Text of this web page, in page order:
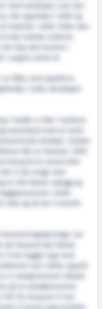
ble opprettet i 2005 og
det indiske rederiet,
skip skal leveres i
august neste år.
en flåte med plattform
i India, Nordsjøen
i hadde vi ikke i tankene
samarbeid med et norsk
båt av Solstad i 2005
vi ble enige med
av vårt første nybygg og
Dette
var
Havyard den første
har bygget opp med
som måtte oppstå
vi stadig kommer tilbake
på at totaløkonomien
får fra Havyard. Vi har